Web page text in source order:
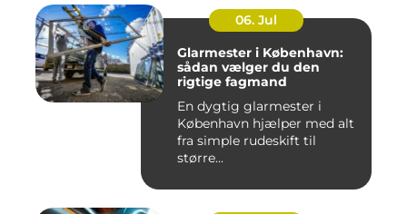
06. Jul
Glarmester i København:
sådan vælger du den
rigtige fagmand
En dygtig glarmester i
København hjælper med alt
fra simple rudeskift til
større...